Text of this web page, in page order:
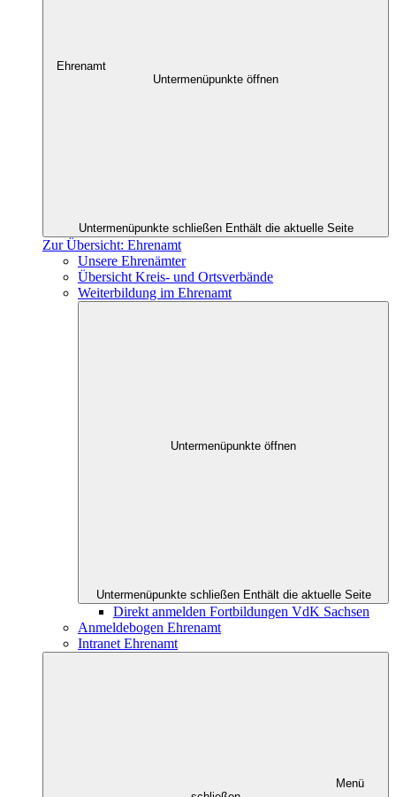
Ehrenamt
Untermenüpunkte öffnen
Untermenüpunkte schließen Enthält die aktuelle Seite
Zur Übersicht: Ehrenamt
Unsere Ehrenämter
Übersicht Kreis- und Ortsverbände
Weiterbildung im Ehrenamt
Untermenüpunkte öffnen
Untermenüpunkte schließen Enthält die aktuelle Seite
Direkt anmelden Fortbildungen VdK Sachsen
Anmeldebogen Ehrenamt
Intranet Ehrenamt
Menü